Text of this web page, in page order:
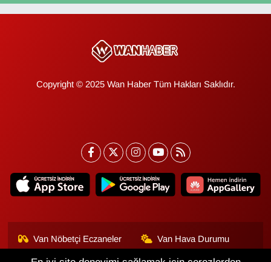
Copyright © 2025 Wan Haber Tüm Hakları Saklıdır.
Van Nöbetçi Eczaneler Van Hava Durumu